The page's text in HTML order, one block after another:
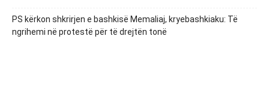
PS kërkon shkrirjen e bashkisë Memaliaj, kryebashkiaku: Të
ngrihemi në protestë për të drejtën tonë